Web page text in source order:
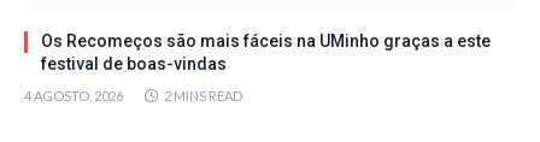
Os Recomeços são mais fáceis na UMinho graças a este
festival de boas-vindas
4 AGOSTO, 2026 2 MINS READ